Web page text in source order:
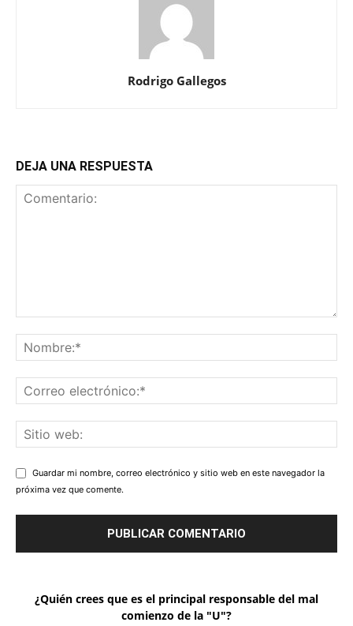
Rodrigo Gallegos
DEJA UNA RESPUESTA
Guardar mi nombre, correo electrónico y sitio web en este navegador la
próxima vez que comente.
¿Quién crees que es el principal responsable del mal
comienzo de la "U"?